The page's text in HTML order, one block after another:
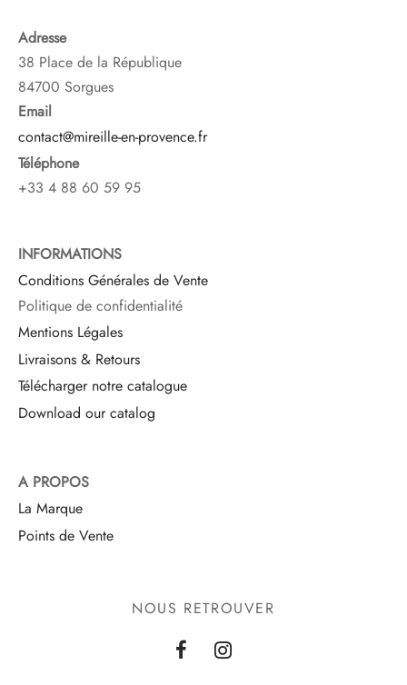
Adresse
38 Place de la République
84700 Sorgues
Email
contact@mireille-en-provence.fr
Téléphone
+33 4 88 60 59 95
INFORMATIONS
Conditions Générales de Vente
Politique de confidentialité
Mentions Légales
Livraisons & Retours
Télécharger notre catalogue
Download our catalog
A PROPOS
La Marque
Points de Vente
NOUS RETROUVER